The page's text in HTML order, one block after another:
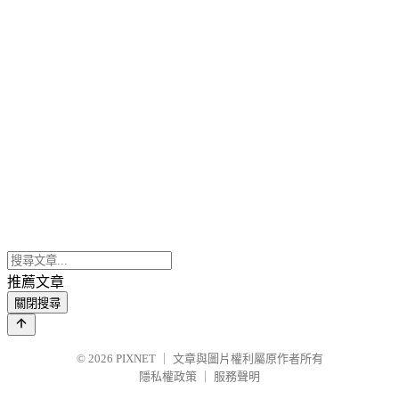
推薦文章
關閉搜尋
© 2026 PIXNET
文章與圖片權利屬原作者所有
隱私權政策
服務聲明